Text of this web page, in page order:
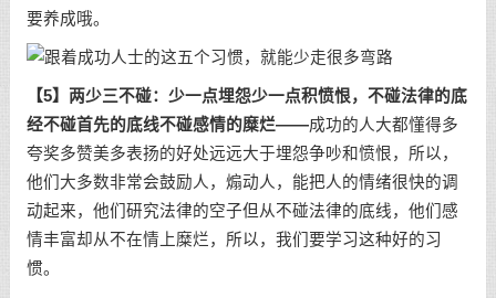
要养成哦。
【5】两少三不碰：少一点埋怨少一点积愤恨，不碰法律的底
经不碰首先的底线不碰感情的糜烂——成功的人大都懂得多
夸奖多赞美多表扬的好处远远大于埋怨争吵和愤恨，所以，
他们大多数非常会鼓励人，煽动人，能把人的情绪很快的调
动起来，他们研究法律的空子但从不碰法律的底线，他们感
情丰富却从不在情上糜烂，所以，我们要学习这种好的习
惯。